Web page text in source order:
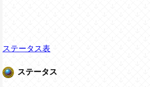
ステータス表
ステータス